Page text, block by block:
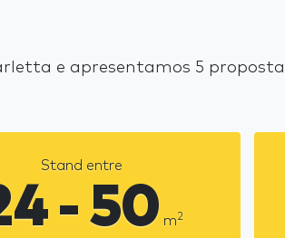
e apresentamos 5
Stand entre
- 50 m2